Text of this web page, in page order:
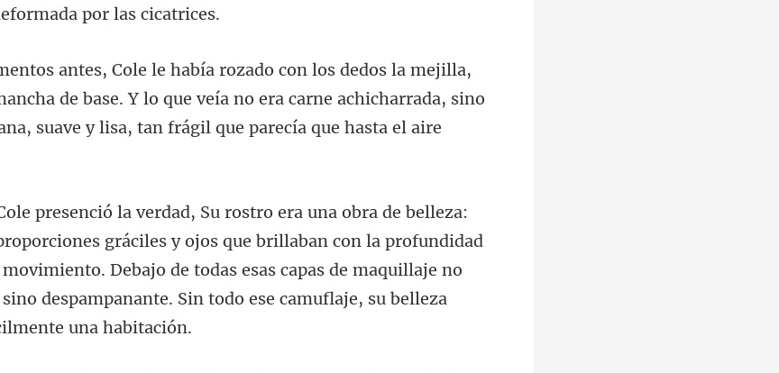
de base. Y lo que veía no era carne achicharrada, sino
es y ojos que brillaban con la profundidad
Debajo de todas esas capas de maquillaje n